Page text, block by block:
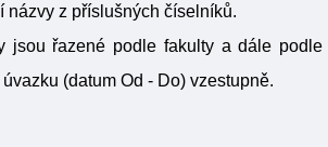
názvy z příslušných číselníků.
jsou řazené podle fakulty a dále podle
(datum Od - Do) vzestupně.